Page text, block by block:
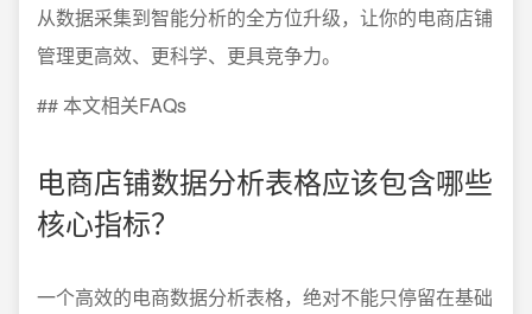
从数据采集到智能分析的全方位升级，让你的电商店铺
管理更高效、更科学、更具竞争力。
## 本文相关FAQs
电商店铺数据分析表格应该包含哪些
核心指标？
一个高效的电商数据分析表格，绝对不能只停留在基础